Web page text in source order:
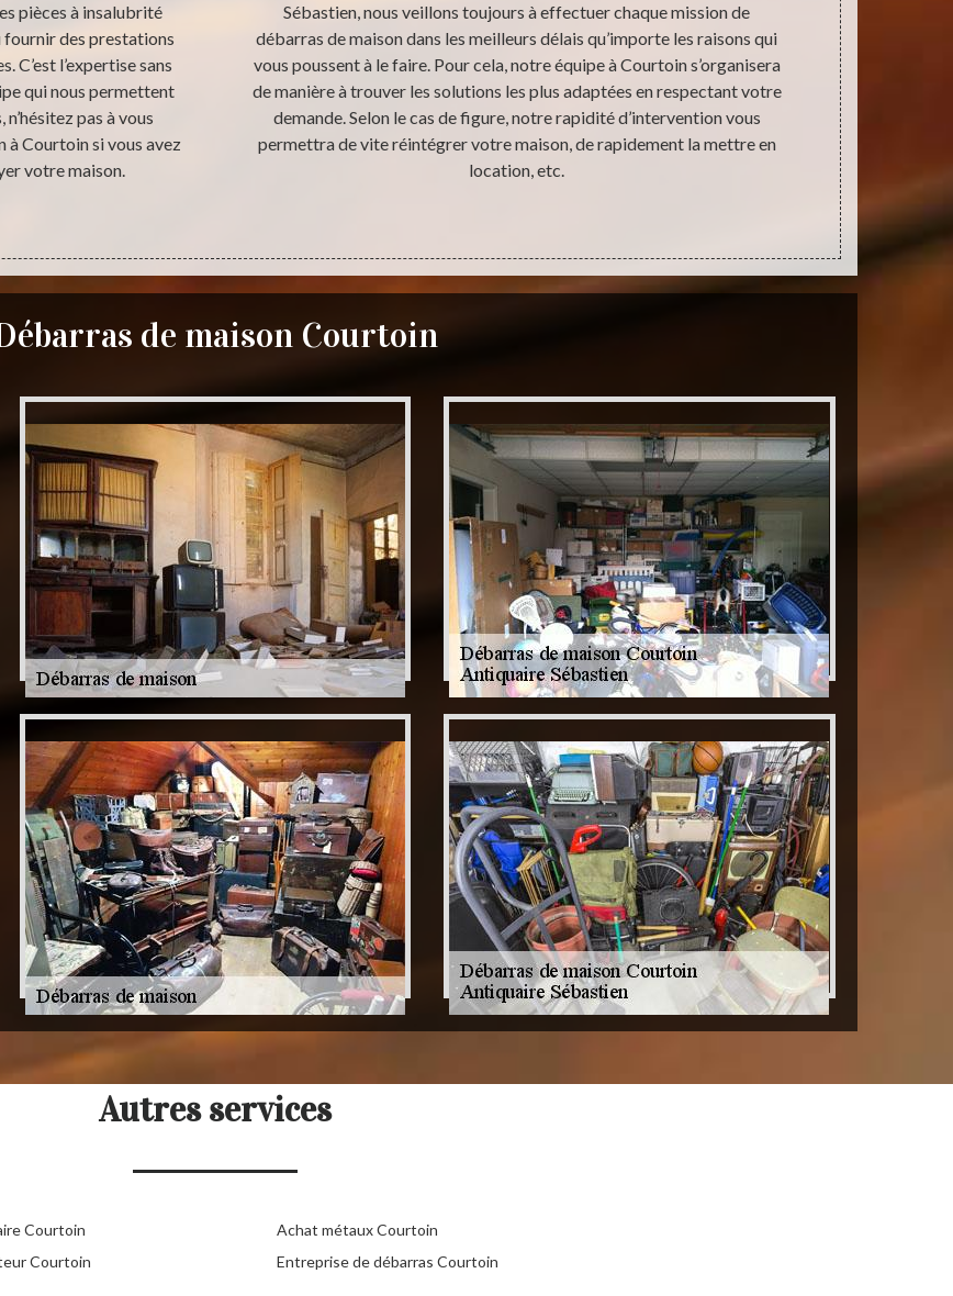
pièces à insalubrité
fournir des prestations
C’est l’expertise sans
qui nous permettent
pas à vous
à Courtoin si vous avez
votre maison.
Sébastien, nous veillons toujours à effectuer chaque mission de
débarras de maison dans les meilleurs délais qu’importe les raisons qui
vous poussent à le faire. Pour cela, notre équipe à Courtoin s’organisera
de manière à trouver les solutions les plus adaptées en respectant votre
demande. Selon le cas de figure, notre rapidité d’intervention vous
permettra de vite réintégrer votre maison, de rapidement la mettre en
location, etc.
de maison Courtoin
Autres services
Courtoin
Courtoin
Achat métaux Courtoin
Entreprise de débarras Courtoin